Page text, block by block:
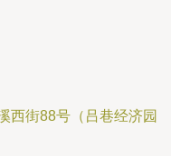
西街88号（吕巷经济园